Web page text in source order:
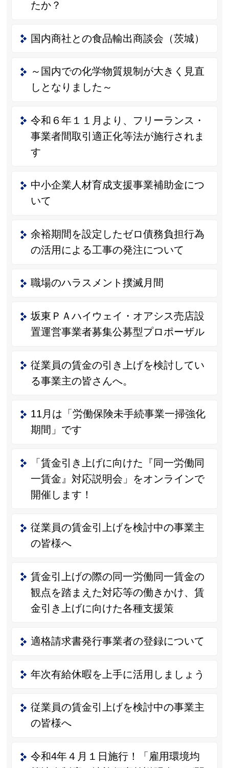
たか？
国内商社との食品輸出商談会（茨城）
～国内での化学物質規制が大きく見直
しとなりました～
令和６年１１月より、フリーランス・
事業者間取引適正化等法が施行されま
す
中小企業人材育成支援事業補助金につ
いて
余裕期間を設定したゼロ債務負担行為
の活用による工事の発注について
職場のハラスメント撲滅月間
坂東ＰＡハイウェイ・オアシス売店設
置運営事業者募集公募型プロポーザル
従業員の賃金の引き上げを検討してい
る事業主の皆さんへ。
11月は「労働保険未手続事業一掃強化
期間」です
「賃金引き上げに向けた『同一労働同
一賃金』対応説明会」をオンラインで
開催します！
従業員の賃金引上げを検討中の事業主
の皆様へ
賃金引上げの際の同一労働同一賃金の
観点を踏まえた対応等の働きかけ、賃
金引き上げに向けた各種支援策
適格請求書発行事業者の登録について
年次有給休暇を上手に活用しましょう
従業員の賃金引上げを検討中の事業主
の皆様へ
令和4年４月１日施行！「雇用環境均